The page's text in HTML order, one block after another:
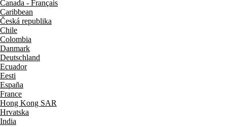
Canada - Français
Caribbean
Česká republika
Chile
Colombia
Danmark
Deutschland
Ecuador
Eesti
España
France
Hong Kong SAR
Hrvatska
India